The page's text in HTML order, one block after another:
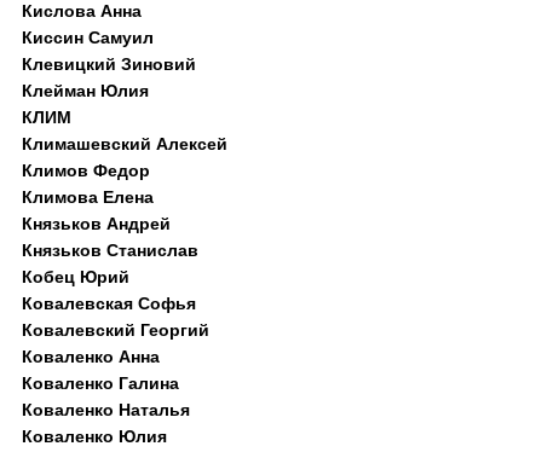
Кислова Анна
Киссин Самуил
Клевицкий Зиновий
Клейман Юлия
КЛИМ
Климашевский Алексей
Климов Федор
Климова Елена
Князьков Андрей
Князьков Станислав
Кобец Юрий
Ковалевская Софья
Ковалевский Георгий
Коваленко Анна
Коваленко Галина
Коваленко Наталья
Коваленко Юлия